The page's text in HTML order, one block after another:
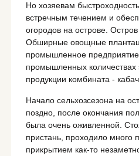
Но хозяевам
встречным течением и
огородов на острове.
Обширные овощные
промышленное
промышленных
продукции комбината -
Начало сельхозсезона на
поздно, после окончания
была очень оживленной.
пристань, проходило много
прикрытием как-то